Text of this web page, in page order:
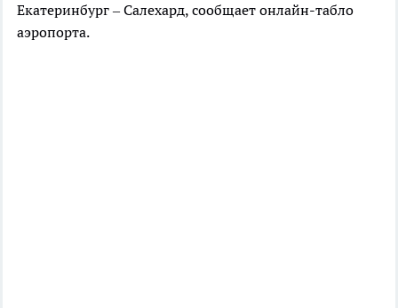
Екатеринбург – Салехард, сообщает онлайн-табло
аэропорта.